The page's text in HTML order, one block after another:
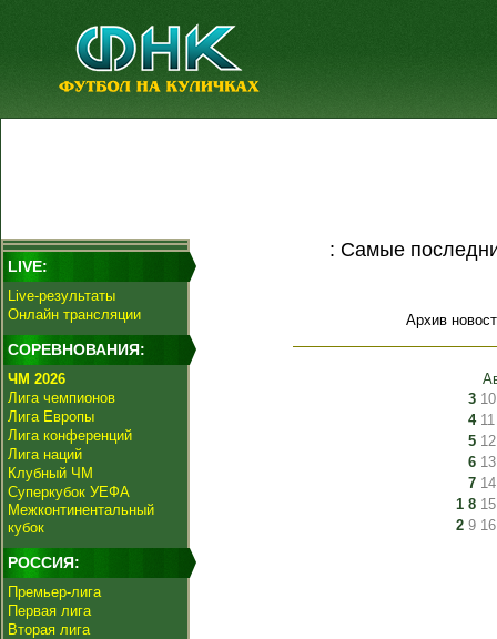
LIVE:
Live-результаты
Онлайн трансляции
СОРЕВНОВАНИЯ:
ЧМ 2026
Лига чемпионов
Лига Европы
Лига конференций
Лига наций
Клубный ЧМ
Суперкубок УЕФА
Межконтинентальный
кубок
РОССИЯ:
Премьер-лига
Первая лига
Вторая лига
: Самые
Архив
3 10
4 11
5 12
6 13
7 14
1 8 15
2 9 16